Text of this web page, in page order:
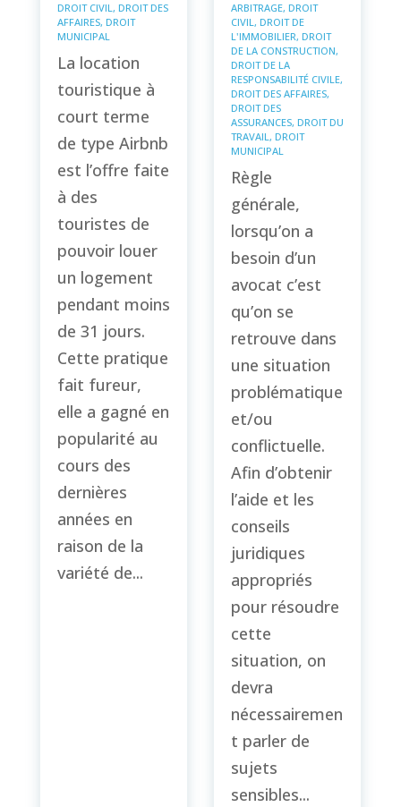
DROIT CIVIL, DROIT DES
AFFAIRES, DROIT
MUNICIPAL
La location
touristique à
court terme
de type Airbnb
est l’offre faite
à des
touristes de
pouvoir louer
un logement
pendant moins
de 31 jours.
Cette pratique
fait fureur,
elle a gagné en
popularité au
cours des
dernières
années en
raison de la
variété de...
ARBITRAGE, DROIT
CIVIL, DROIT DE
L'IMMOBILIER, DROIT
DE LA CONSTRUCTION,
DROIT DE LA
RESPONSABILITÉ CIVILE,
DROIT DES AFFAIRES,
DROIT DES
ASSURANCES, DROIT DU
TRAVAIL, DROIT
MUNICIPAL
Règle
générale,
lorsqu’on a
besoin d’un
avocat c’est
qu’on se
retrouve dans
une situation
problématique
et/ou
conflictuelle.
Afin d’obtenir
l’aide et les
conseils
juridiques
appropriés
pour résoudre
cette
situation, on
devra
nécessairemen
t parler de
sujets
sensibles...